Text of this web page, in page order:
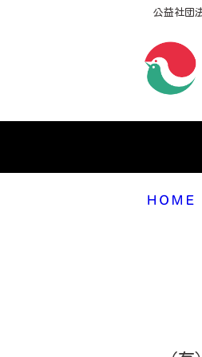
公益社団
ＨＯＭＥ